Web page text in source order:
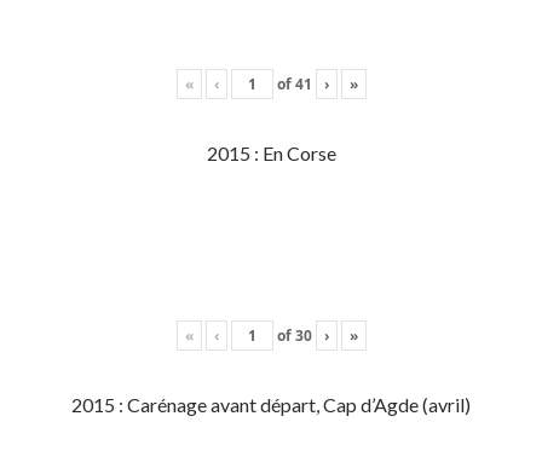
« ‹ of41 › »
2015 : En Corse
« ‹ of30 › »
2015 : Carénage avant départ, Cap d’Agde (avril)